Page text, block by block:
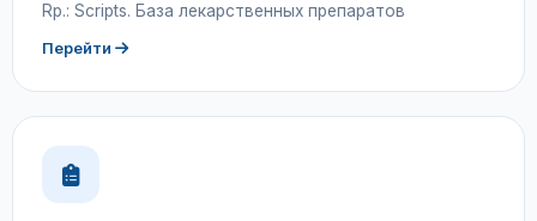
Rp.: Scripts. База лекарственных препаратов
Перейти